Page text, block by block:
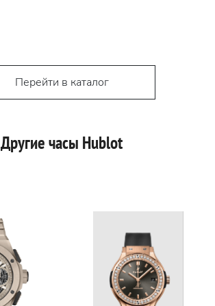
Перейти в каталог
Другие часы Hublot